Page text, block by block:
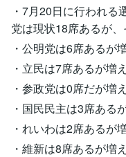
・7月20日に行われ
党は現状18席あるが
・公明党は6席あるが
・立民は7席あるが増
・参政党は0席だが増
・国民民主は3席ある
・れいわは2席あるが
・維新は8席あるが増